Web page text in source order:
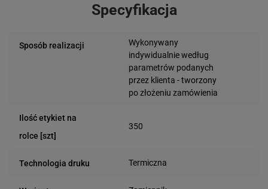
Specyfikacja
Sposób realizacji
Wykonywany
indywidualnie według
parametrów podanych
przez klienta - tworzony
po złożeniu zamówienia
Ilość etykiet na
rolce [szt]
350
Technologia druku Termiczna